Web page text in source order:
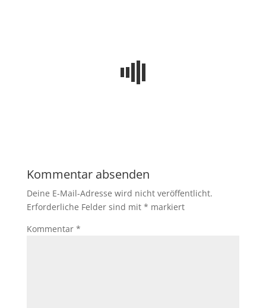
Kommentar absenden
Deine E-Mail-Adresse wird nicht veröffentlicht.
Erforderliche Felder sind mit * markiert
Kommentar *